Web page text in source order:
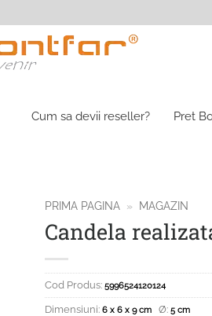
Cum sa devii reseller? Pret
PRIMA PAGINA » MAGAZIN
Candela
Cod Produs: 5996524120124
Dimensiuni: 6 x 6 x 9 cm Ø: 5 cm